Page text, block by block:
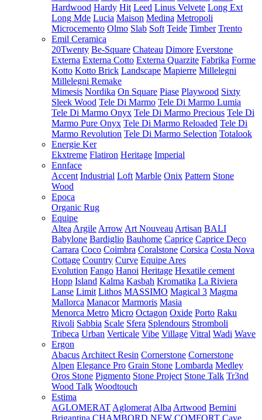
Hardwood Hardy Hit Leed Linus Velvete Long Ext
Long Mde Lucia Maison Medina Metropoli
Microcemento Olmo Slab Soft Teide Timber Trento
Emil Ceramica
20Twenty Be-Square Chateau Dimore Everstone
Externa Externa Cotto Externa Quarzite Fabrika Forme
Kotto Kotto Brick Landscape Mapierre Millelegni
Millelegni Remake
Mimesis Nordika On Square Piase Playwood Sixty
Sleek Wood Tele Di Marmo Tele Di Marmo Lumia
Tele Di Marmo Onyx Tele Di Marmo Precious Tele Di
Marmo Pure Onyx Tele Di Marmo Reloaded Tele Di
Marmo Revolution Tele Di Marmo Selection Totalook
Energie Ker
Ekxtreme Flatiron Heritage Imperial
Ennface
Accent Industrial Loft Marble Onix Pattern Stone
Wood
Epoca
Organic Rug
Equipe
Altea Argile Arrow Art Nouveau Artisan BALI
Babylone Bardiglio Bauhome Caprice Caprice Deco
Carrara Coco Coimbra Coralstone Corsica Costa Nova
Cottage Country Curve Equipe Ares
Evolution Fango Hanoi Heritage Hexatile cement
Hopp Island Kalma Kasbah Kromatika La Riviera
Lanse Limit Lithos MASSIMO Magical 3 Magma
Mallorca Manacor Marmoris Masia
Menorca Metro Micro Octagon Oxide Porto Raku
Rivoli Sabbia Scale Sfera Splendours Stromboli
Tribeca Urban Verticale Vibe Village Vitral Wadi Wave
Ergon
Abacus Architect Resin Cornerstone Cornerstone
Alpen Elegance Pro Grain Stone Lombarda Medley
Oros Stone Pigmento Stone Project Stone Talk Tr3nd
Wood Talk Woodtouch
Estima
AGLOMERAT Aglomerat Alba Artwood Bernini